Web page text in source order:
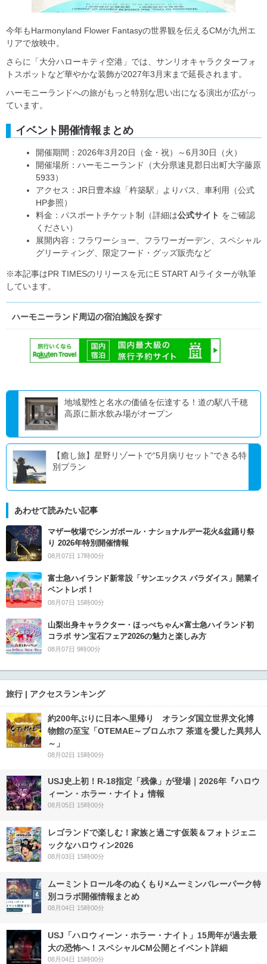
今年もHarmonyland Flower Fantasyの世界観を伝えるCMが九州エ
リアで放映中。
さらに「大分ハローキティ空港」では、サンリオキャラクターフォ
トスポットなど華やかな装飾が2027年3月末まで延長されます。
ハーモニーランドへの旅がもっと特別な思い出になる演出が広がっ
ています。
イベント開催情報まとめ
開催期間：2026年3月20日（金・祝）～6月30日（火）
開催場所：ハーモニーランド（大分県速見郡日出町大字藤原
5933）
アクセス：JR日豊本線「杵築駅」よりバス、車利用（公式
HP参照）
料金：パスポートチケット制（詳細は公式サイト をご確認
ください）
展開内容：フラワーショー、フラワーガーデン、スペシャル
グリーティング、限定フード・グッズ販売など
※本記事はPR TIMESのリリースを元にE START AIライターが執筆
しています。
ハーモニーランド周辺の宿泊施設を探す
地域塑性と名水の価値を伝達する！道の駅八千穂
高原に新水飲み場がオープン
【癒し旅】星野リゾートで“5月病リセット”できる特
別プラン
あわせて読みたい記事
マザー牧場でシンガポール・ナショナルデー花火&盆踊り祭
り 2026年特別開催情報
08月07日 17時00分
富士急ハイランド新常設「サンエックス パラダイス」開業イ
ベントレポ！
08月07日 15時00分
山梨出身キャラクター・ほっぺちゃん×富士急ハイランド初
コラボ サン宝石フェア2026の魅力と楽しみ方
08月07日 9時00分
旅行 | アクセスランキング
約200年ぶりに日本へ里帰り オランダ国立世界文化博
物館の至宝「OTEMAE～ブロムホフ 茶道を愛した異邦人
～」
08月02日 15時00分
USJ史上初！R-18指定「残像」が登場｜2026年『ハロウ
ィーン・ホラー・ナイト』情報
08月05日 15時00分
レゴランドで楽しむ！家族と過ごす仮装＆フォトジェニ
ックなハロウィン2026
08月03日 15時00分
ムーミントロール冬のぬくもり×ムーミンバレーパーク特
別コラボ開催情報まとめ
08月04日 15時00分
USJ「ハロウィーン・ホラー・ナイト」15周年が過去最
大の恐怖へ！スペシャルCM公開とイベント詳細
08月04日 15時00分